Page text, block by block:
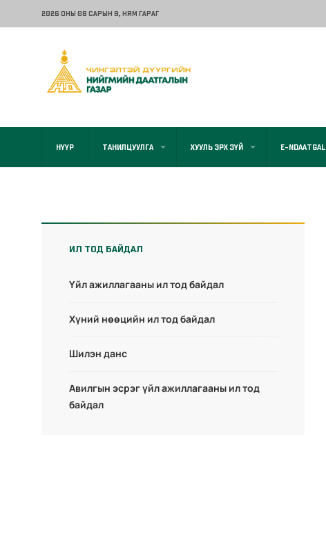
2026 ОНЫ 08 САРЫН 9, НЯМ ГАРАГ
НҮҮР ТАНИЛЦУУЛГА ХУУЛЬ ЭРХ ЗҮЙ E-NDAATGAL
ИЛ ТОД БАЙДАЛ
Үйл ажиллагааны ил тод байдал
Хүний нөөцийн ил тод байдал
Шилэн данс
Авилгын эсрэг үйл ажиллагааны ил тод
байдал